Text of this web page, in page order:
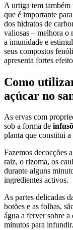
A urtiga tem
que é importante
dos hidratos de
valiosas – melhora o
a imunidade e
seus compostos
apresenta fortes
Como
açúcar no
As ervas com
sob a forma de
planta que constitui
Fazemos decocções
raiz, o rizoma, os
durante alguns
ingredientes activos.
As partes delicadas
botões e as folhas,
água a ferver sobre
minutos para infundir.